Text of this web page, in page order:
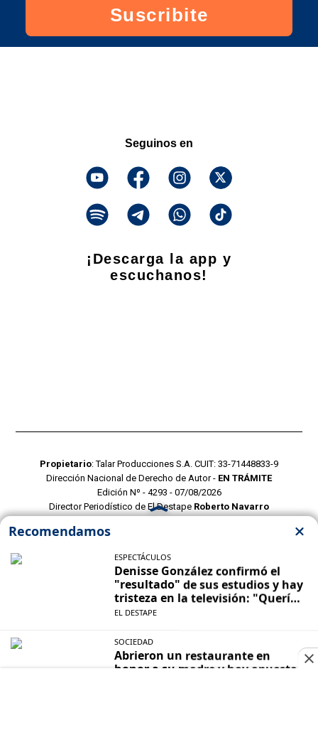
Suscribite
Seguinos en
¡Descarga la app y
escuchanos!
Propietario: Talar Producciones S.A. CUIT: 33-71448833-9
Dirección Nacional de Derecho de Autor - EN TRÁMITE
Edición Nº - 4293 - 07/08/2026
Director Periodístico de El Destape Roberto Navarro
POLITICAS DE PRIVACIDAD
CONTACTO COMERCIAL
CONTACTO EDITORIAL
Mustang Cloud- CMS para portales de noticias